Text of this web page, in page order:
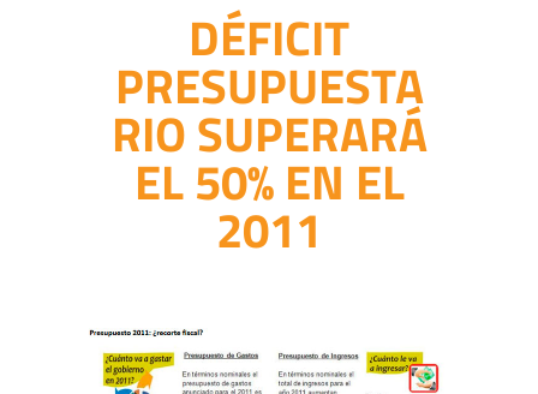
DÉFICIT
PRESUPUESTA
RIO SUPERARÁ
EL 50% EN EL
2011